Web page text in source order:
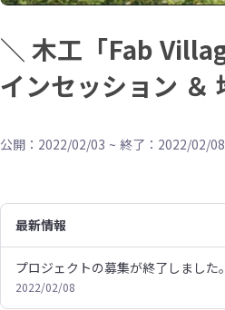
＼ 木工「Fab
インセッション ＆
公開：2022/02/03 ~ 終了：2022/02/08
最新情報
プロジェクトの募集が終了しました。
2022/02/08